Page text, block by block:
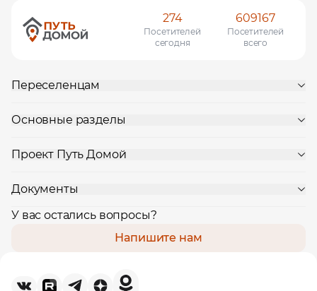
274
Посетителей
сегодня
609167
Посетителей
всего
Переселенцам
Основные разделы
Проект Путь Домой
Документы
У вас остались вопросы?
Напишите нам